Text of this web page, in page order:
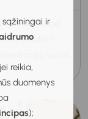
ir
reikia,
duomenys
);
jaučiate, kad
ko pradėti?
kurios